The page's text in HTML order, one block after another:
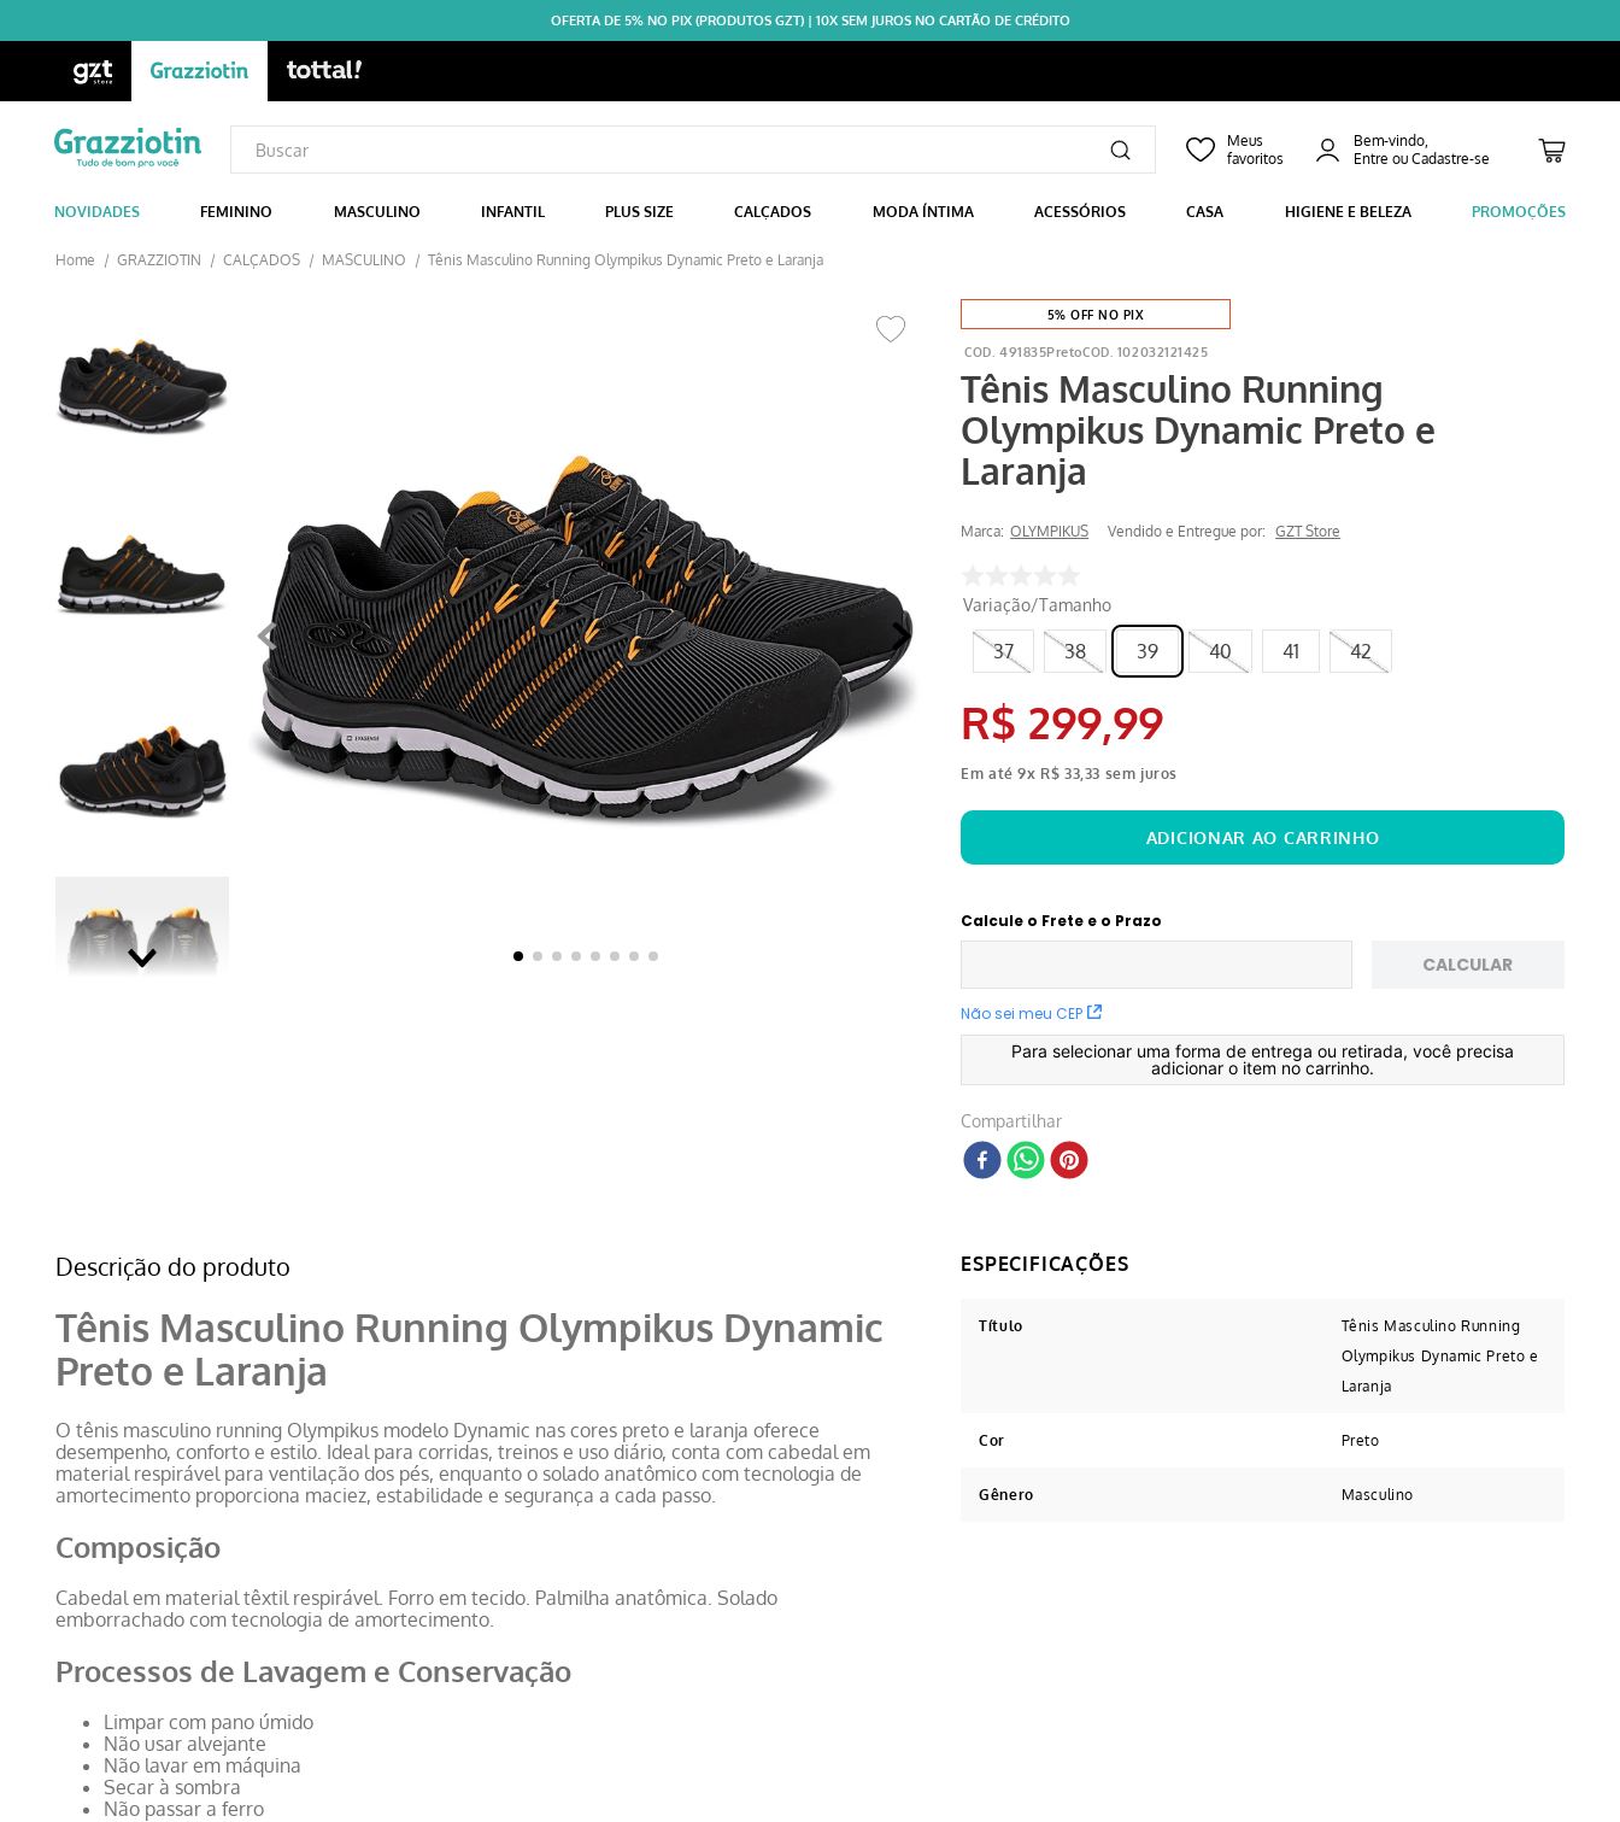
OFERTA DE 5% NO PIX (PRODUTOS GZT) | 10X SEM JUROS NO CARTÃO DE CRÉDITO
Bem-vindo,
NOVIDADES FEMININO MASCULINO INFANTIL PLUS SIZE CALÇADOS MODA ÍNTIMA ACESSÓRIOS CASA HIGIENE E BELEZA PROMOÇÕES
GRAZZIOTIN CALÇADOS MASCULINO Tênis Masculino Running Olympikus Dynamic Preto e Laranja
5% OFF NO PIX
491835Preto 102032121425
Tênis Masculino Running
Olympikus Dynamic Preto e
Laranja
Marca: OLYMPIKUS Vendido e Entregue por: GZT Store
Variação/Tamanho
37 38 39 40 41 42
R$ 299,99
Em até9x R$ 33,33 sem juros
Calcule o Frete e o Prazo
Não sei meu CEP
CALCULAR
Para selecionar uma forma de entrega ou retirada, você precisa
adicionar o item no carrinho.
Compartilhar
Descrição do produto
Tênis Masculino Running Olympikus Dynamic
Preto e Laranja
O tênis masculino running Olympikus modelo Dynamic nas cores preto e laranja oferece
desempenho, conforto e estilo. Ideal para corridas, treinos e uso diário, conta com cabedal em
material respirável para ventilação dos pés, enquanto o solado anatômico com tecnologia de
amortecimento proporciona maciez, estabilidade e segurança a cada passo.
Composição
Cabedal em material têxtil respirável. Forro em tecido. Palmilha anatômica. Solado
emborrachado com tecnologia de amortecimento.
Processos de Lavagem e Conservação
Limpar com pano úmido
Não usar alvejante
Não lavar em máquina
Secar à sombra
Não passar a ferro
Título
Tênis Masculino Running
Olympikus Dynamic Preto e
Laranja
Cor Preto
Gênero Masculino